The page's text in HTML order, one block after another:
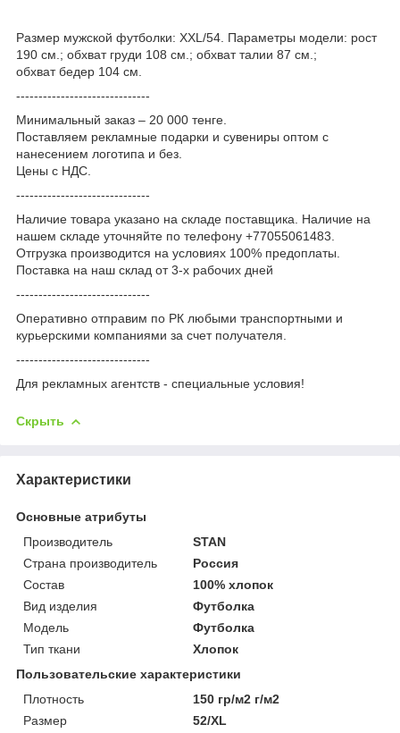
Размер мужской футболки: XXL/54. Параметры модели: рост
190 см.; обхват груди 108 см.; обхват талии 87 см.;
обхват бедер 104 см.
------------------------------
Минимальный заказ – 20 000 тенге.
Поставляем рекламные подарки и сувениры оптом с
нанесением логотипа и без.
Цены с НДС.
------------------------------
Наличие товара указано на складе поставщика. Наличие на
нашем складе уточняйте по телефону +77055061483.
Отгрузка производится на условиях 100% предоплаты.
Поставка на наш склад от 3-x рабочих дней
------------------------------
Оперативно отправим по РК любыми транспортными и
курьерскими компаниями за счет получателя.
------------------------------
Для рекламных агентств - специальные условия!
Скрыть
Характеристики
Основные атрибуты
Производитель
STAN
Страна производитель
Россия
Состав
100% хлопок
Вид изделия
Футболка
Мoдель
Футболка
Тип ткани
Хлопок
Пользовательские характеристики
Плотность
150 гр/м2 г/м2
Размер
52/XL